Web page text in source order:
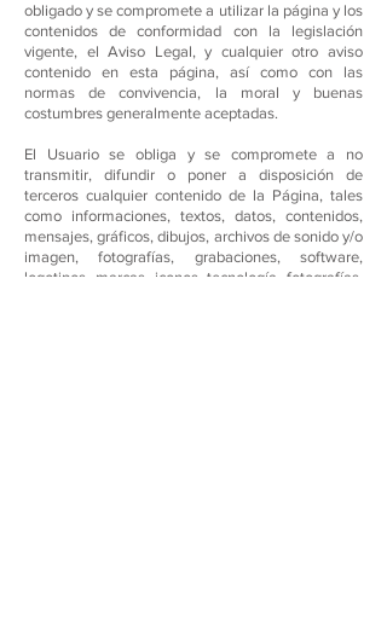
obligado y se compromete a utilizar la página y los
contenidos de conformidad con la legislación
vigente, el Aviso Legal, y cualquier otro aviso
contenido en esta página, así como con las
normas de convivencia, la moral y buenas
costumbres generalmente aceptadas.
El Usuario se obliga y se compromete a no
transmitir, difundir o poner a disposición de
terceros cualquier contenido de la Página, tales
como informaciones, textos, datos, contenidos,
mensajes, gráficos, dibujos, archivos de sonido y/o
imagen, fotografías, grabaciones, software,
logotipos, marcas, iconos, tecnología, fotografías,